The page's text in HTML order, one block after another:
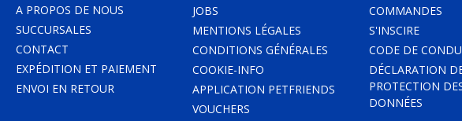
A PROPOS DE NOUS
SUCCURSALES
CONTACT
EXPÉDITION ET PAIEMENT
ENVOI EN RETOUR
JOBS
MENTIONS LÉGALES
CONDITIONS GÉNÉRALES
COOKIE-INFO
APPLICATION PETFRIENDS
VOUCHERS
COMMANDES
S'INSCIRE
CODE DE
DÉCLARATION
PROTECTION
DONNÉES